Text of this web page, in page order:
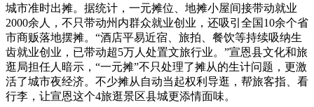
城市准时出摊。据统计，一元摊位、地摊小屋间接带动就业
2000余人，不只带动州内群众就业创业，还吸引全国10余个省
市商贩落地摆摊。“酒店平易近宿、旅拍、餐饮等持续吸纳生
齿就业创业，已带动超5万人处置文旅行业。”宣恩县文化和旅
逛局担任人暗示，“一元摊”不只处理了摊从的生计问题，更激
活了城市夜经济。不少摊从自动当起权利导逛，帮旅客指、看
行李，让宣恩这个4旅逛景区县城更添情面味。